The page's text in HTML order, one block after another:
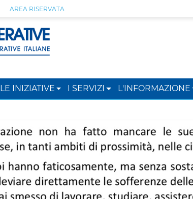
AREA RISERVATA
LE INIZIATIVE I SERVIZI L'INFORMAZIONE